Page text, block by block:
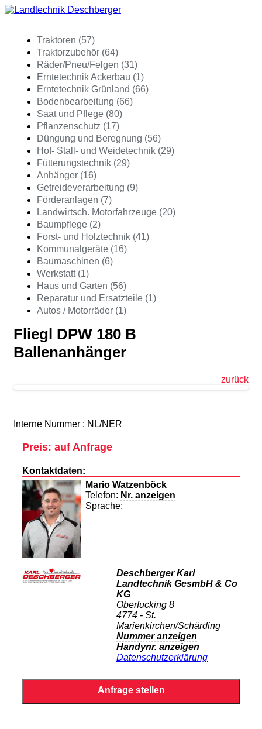
Traktoren (57)
Traktorzubehör (64)
Räder/Pneu/Felgen (31)
Erntetechnik Ackerbau (1)
Erntetechnik Grünland (66)
Bodenbearbeitung (66)
Saat und Pflege (80)
Pflanzenschutz (17)
Düngung und Beregnung (56)
Hof- Stall- und Weidetechnik (29)
Fütterungstechnik (29)
Anhänger (16)
Getreideverarbeitung (9)
Förderanlagen (7)
Landwirtsch. Motorfahrzeuge (20)
Baumpflege (2)
Forst- und Holztechnik (41)
Kommunalgeräte (16)
Baumaschinen (6)
Werkstatt (1)
Haus und Garten (56)
Reparatur und Ersatzteile (1)
Autos / Motorräder (1)
Fliegl DPW 180 B
Ballenanhänger
zurück
Interne Nummer : NL/NER
Preis: auf Anfrage
Kontaktdaten:
Mario Watzenböck
Telefon: Nr. anzeigen
Sprache:
Deschberger Karl
Landtechnik GesmbH & Co
KG
Oberfucking 8
4774 - St.
Marienkirchen/Schärding
Nummer anzeigen
Handynr. anzeigen
Datenschutzerklärung